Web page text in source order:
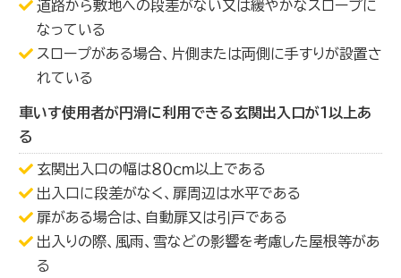
道路から敷地への段差がない又は緩やかなスロープに
なっている
スロープがある場合、片側または両側に手すりが設置さ
れている
車いす使用者が円滑に利用できる玄関出入口が１以上あ
る
玄関出入口の幅は８０ｃｍ以上である
出入口に段差がなく、扉周辺は水平である
扉がある場合は、自動扉又は引戸である
出入りの際、風雨、雪などの影響を考慮した屋根等があ
る